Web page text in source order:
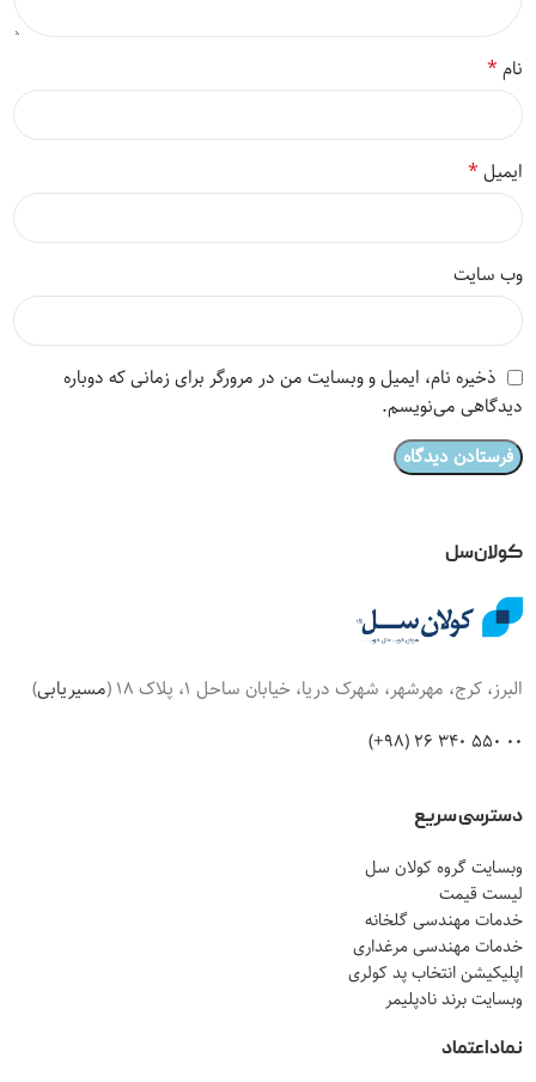
نام*
ایمیل*
وب‌ سایت
ذخیره نام، ایمیل و وبسایت من در مرورگر برای زمانی که دوباره
دیدگاهی می‌نویسم.
کولان‌سل
البرز، کرج، مهرشهر، شهرک دریا، خیابان ساحل 1، پلاک 18 ( مسیریابی)
00 550 340 26 (98+)
دسترسی سریع
وبسایت گروه کولان سل
لیست قیمت
خدمات مهندسی گلخانه
خدمات مهندسی مرغداری
اپلیکیشن انتخاب پد کولری
وبسایت برند نادپلیمر
نماد اعتماد